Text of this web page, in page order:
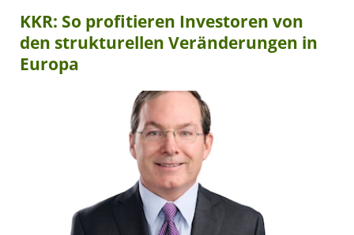
KKR: So profitieren Investoren von
den strukturellen Veränderungen in
Europa